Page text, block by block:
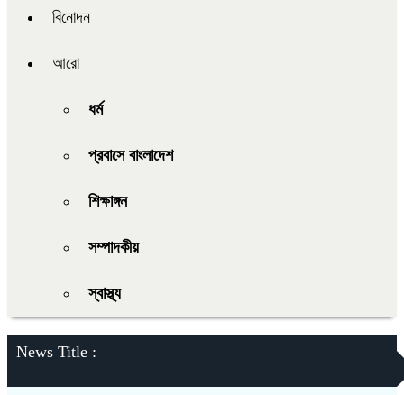
বিনোদন
আরো
ধর্ম
প্রবাসে বাংলাদেশ
শিক্ষাঙ্গন
সম্পাদকীয়
স্বাস্থ্য
News Title :